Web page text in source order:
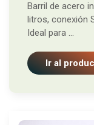
Barril de acero
litros, conexión
Ideal para ...
Ir al